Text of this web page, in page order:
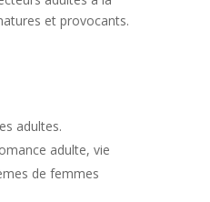
et provocants.
adultes.
adulte, vie
de femmes